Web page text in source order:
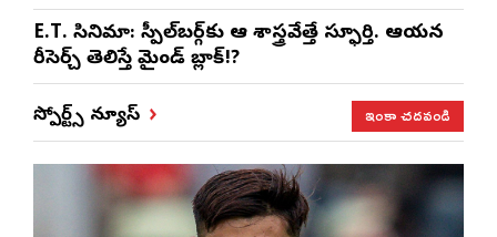
E.T. సినిమా: స్పీల్‌బర్గ్‌కు ఆ శాస్త్రవేత్తే స్ఫూర్తి. ఆయన
రీసెర్చ్ తెలిస్తే మైండ్ బ్లాక్!?
స్పోర్ట్స్ న్యూస్ ఇంకా చదవండి